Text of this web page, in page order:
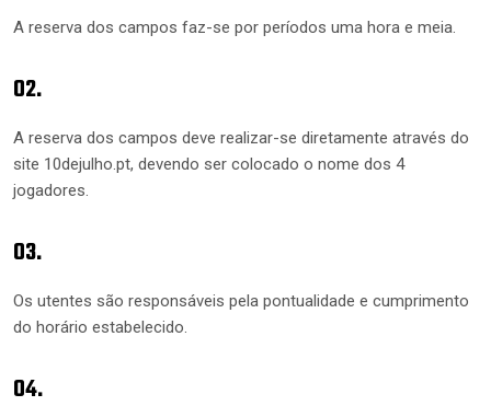
A reserva dos campos faz-se por períodos uma hora e meia.
02.
A reserva dos campos deve realizar-se diretamente através do
site 10dejulho.pt, devendo ser colocado o nome dos 4
jogadores.
03.
Os utentes são responsáveis pela pontualidade e cumprimento
do horário estabelecido.
04.